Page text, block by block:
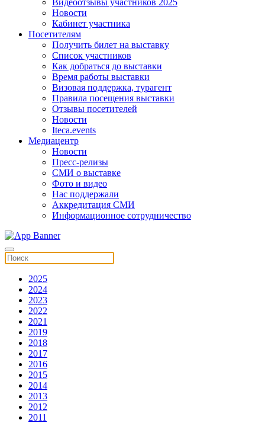
Видеоотзывы участников 2025
Новости
Кабинет участника
Посетителям
Получить билет на выставку
Список участников
Как добраться до выставки
Время работы выставки
Визовая поддержка, турагент
Правила посещения выставки
Отзывы посетителей
Новости
Iteca.events
Медиацентр
Новости
Пресс-релизы
СМИ о выставке
Фото и видео
Нас поддержали
Аккредитация СМИ
Информационное сотрудничество
2025
2024
2023
2022
2021
2019
2018
2017
2016
2015
2014
2013
2012
2011